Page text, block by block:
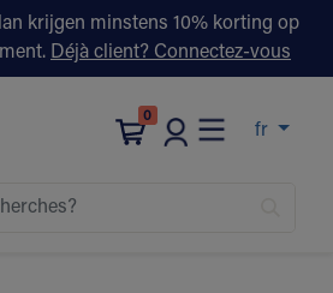
krijgen minstens 10% korting op
Déjà client? Connectez-vous
0
fr